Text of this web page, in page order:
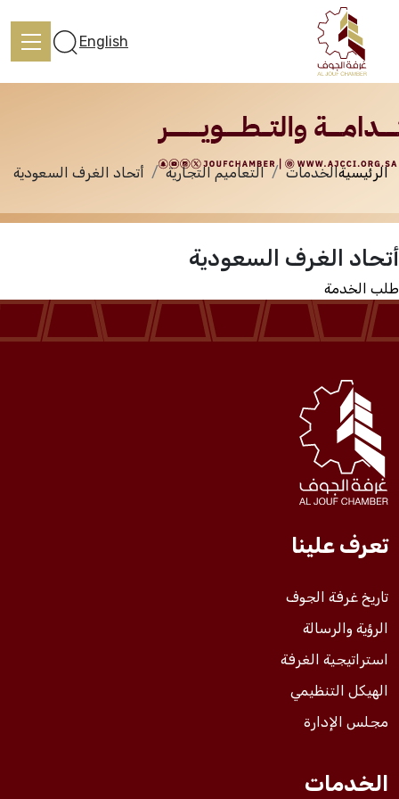
تعرف علينا
الخدمات
المركز الإعلامي
فعاليات الغرفة
فعاليات الجوف
مشاريع الغرفة
English
الخدمات
الرئيسيةالخدمات التعاميم التجارية أتحاد الغرف السعودية
أتحاد الغرف السعودية
طلب الخدمة
تعرف علينا
تاريخ غرفة الجوف
الرؤية والرسالة
استراتيجية الغرفة
الهيكل التنظيمي
مجلس الإدارة
الخدمات